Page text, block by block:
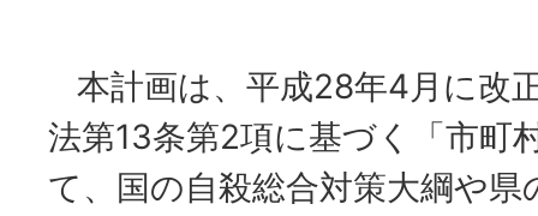
本計画は、平成28年4月に改
法第13条第2項に基づく「市町
て、国の自殺総合対策大綱や県